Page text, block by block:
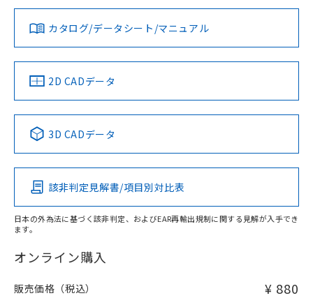
取りつけ穴加工図
ダウンロードデータをご利用いただく前に、以下を必ずお読
みください。
ソフトウェアの使用条件
対応済み
中国 RoHS 注意事項・凡例
Pb Hg Cd Cr(VI)
O
在庫等で未対応品が混在する可能性があります。
問い合わせください。
カタログ/データシート/マニュアル
2D CADデータ
3D CADデータ
該非判定見解書/項目別対比表
日本の外為法に基づく該非判定、およびEAR再輸出規制に関する見解が入手でき
ます。
オンライン購入
販売価格（税込） ¥ 880